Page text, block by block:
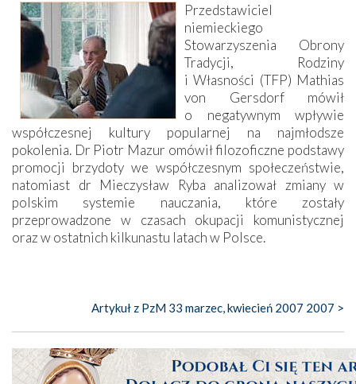
Przedstawiciel
niemieckiego
Stowarzyszenia Obrony
Tradycji, Rodziny
i Własności (TFP) Mathias
von Gersdorf mówił
o negatywnym wpływie
współczesnej kultury popularnej na najmłodsze
pokolenia. Dr Piotr Mazur omówił filozoficzne podstawy
promocji brzydoty we współczesnym społeczeństwie,
natomiast dr Mieczysław Ryba analizował zmiany w
polskim systemie nauczania, które zostały
przeprowadzone w czasach okupacji komunistycznej
oraz w ostatnich kilkunastu latach w Polsce.
Artykuł z PzM 33 marzec, kwiecień 2007 2007 >